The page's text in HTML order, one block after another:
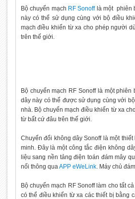
Bộ chuyển mạch RF Sonofflà một phiên
này có thể sử dụng cùng với bộ điều
mạch điều khiển từ xa cho phép người
trên thế giới.
Bộ chuyển mạch RF Sonoff là một
dây này có thể được sử dụng cùng với
nhà. Bộ chuyển mạch điều khiển từ xa
từ bất cứ đâu trên thế giới.
Chuyển đổi không dây Sonoff là một
minh. Đây là một công tắc điện không
liệu sang nền tảng điện toán đám mây
nối thông quaAPP eWeLink. Máy chủ
Bộ chuyển mạch RF Sonoff làm cho tất
có thể điều khiển từ xa các thiết bị bằng